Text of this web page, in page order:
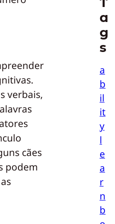
verbais,
cães
podem
a
g
s
a
b
il
it
y
l
e
a
r
n
b